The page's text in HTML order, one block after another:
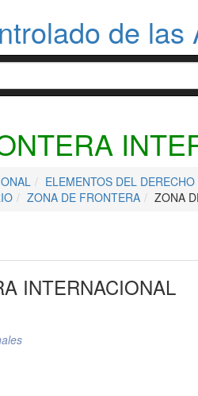
de
ELEMENTOS DEL
ZONA DE FRONTERA ZONA
INTERNACIONAL